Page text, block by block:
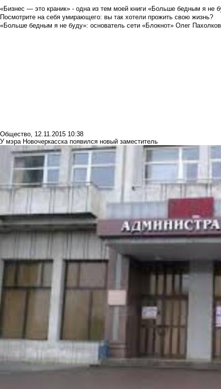
«Бизнес — это краник» - одна из тем моей книги «Больше бедным я не
Посмотрите на себя умирающего: вы так хотели прожить свою жизнь?
«Больше бедным я не буду»: основатель сети «Блокнот» Олег Пахолков
Общество, 12.11.2015 10:38
У мэра Новочеркасска появился новый заместитель